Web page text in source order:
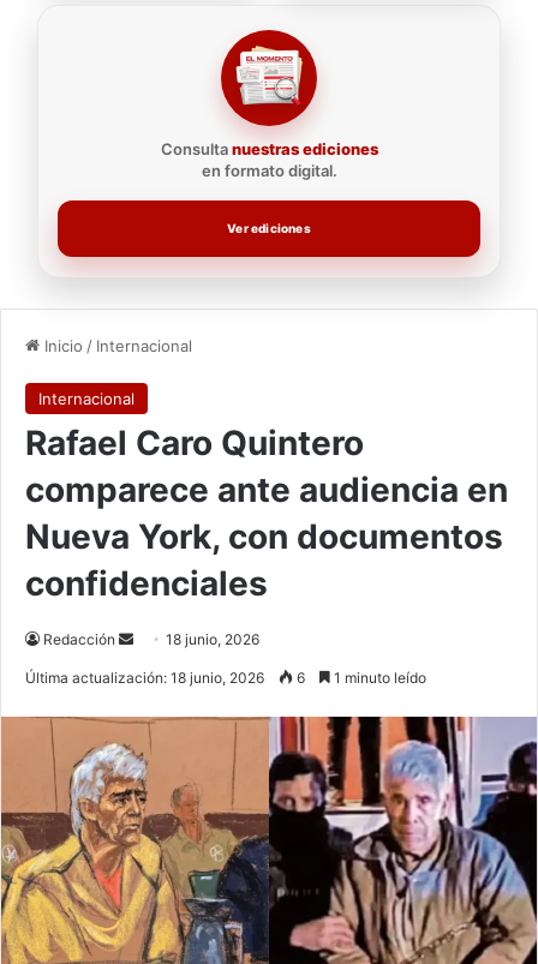
Consultanuestras ediciones
en formato digital.
Ver ediciones
Inicio / Internacional
Internacional
Rafael Caro Quintero
comparece ante audiencia en
Nueva York, con documentos
confidenciales
Redacción
Send18 junio, 2026
Última actualización: 18 junio, 2026 6 1 minuto leído